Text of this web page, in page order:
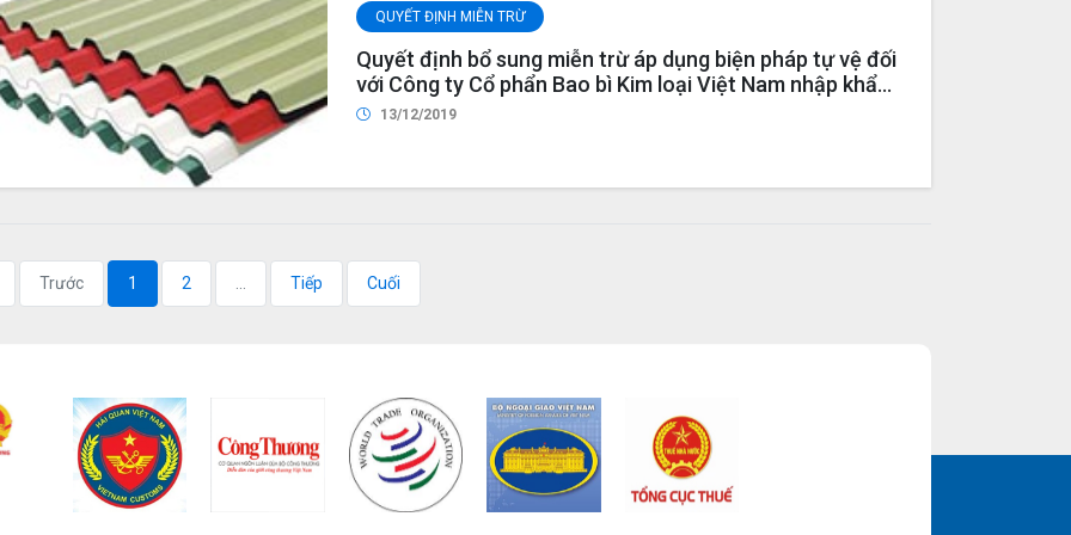
QUYẾT ĐỊNH MIỄN TRỪ
Quyết định bổ sung miễn trừ áp dụng biện pháp tự vệ đối
với Công ty Cổ phẩn Bao bì Kim loại Việt Nam nhập khẩu
tôn màu chất lượng cao năm 2019 (SG05)
13/12/2019
Trước 1 2 Tiếp Cuối